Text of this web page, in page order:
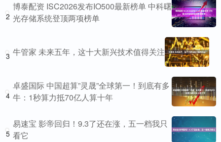
2
博泰配资 ISC2026发布IO500最新榜单 中科曙
光存储系统登顶两项榜单
3 牛管家 未来五年，这十大新兴技术值得关注
4
卓盛国际 中国超算”灵晟”全球第一！到底有多
牛：1秒算力抵70亿人算十年
5
易速宝 影帝回归！9.3了还在涨，五一档我只
看它